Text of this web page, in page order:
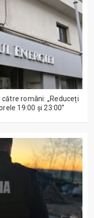
români: „Reduceți
19:00 și 23:00”